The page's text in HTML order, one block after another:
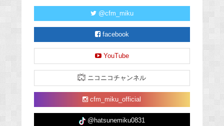
@cfm_miku
facebook
YouTube
ニコニコチャンネル
cfm_miku_official
@hatsunemiku0831